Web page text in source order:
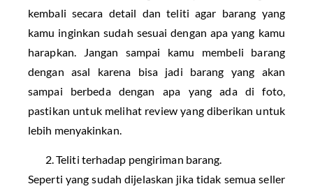
kembali secara detail dan teliti agar barang yang
kamu inginkan sudah sesuai dengan apa yang kamu
harapkan. Jangan sampai kamu membeli barang
dengan asal karena bisa jadi barang yang akan
sampai berbeda dengan apa yang ada di foto,
pastikan untuk melihat review yang diberikan untuk
lebih menyakinkan.
Teliti terhadap pengiriman barang.
Seperti yang sudah dijelaskan jika tidak semua seller